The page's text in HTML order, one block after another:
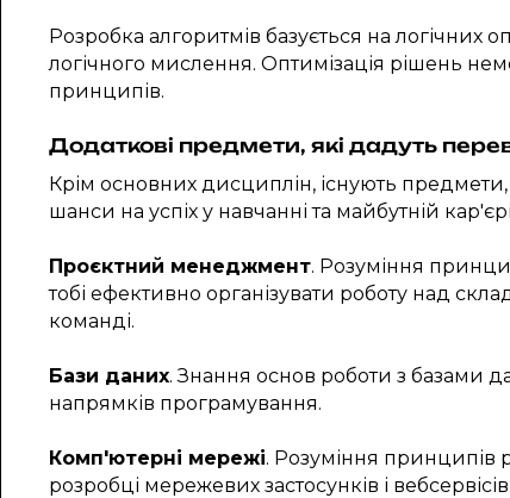
Розробка алгоритмів базується на логічних
логічного мислення. Оптимізація рішень
принципів.
Додаткові предмети, які дадуть
Крім основних дисциплін, існують
шанси на успіх у навчанні та майбутній
Проєктний менеджмент. Розуміння
тобі ефективно організувати роботу над
команді.
Бази даних. Знання основ роботи з базами
напрямків програмування.
Комп'ютерні мережі. Розуміння принципів
розробці мережевих застосунків і вебсервісів.